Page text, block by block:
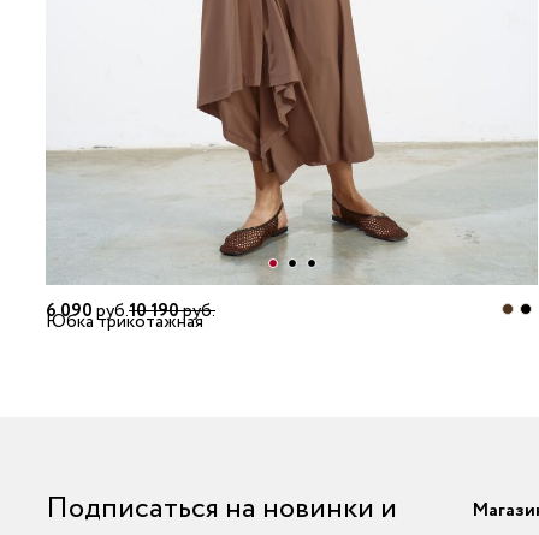
6 090руб.10 190руб.
Юбка трикотажная
Подписаться на новинки и